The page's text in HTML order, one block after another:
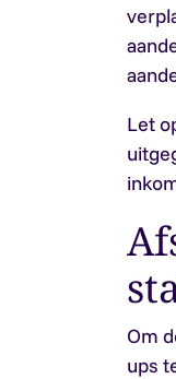
Let
Om
ups